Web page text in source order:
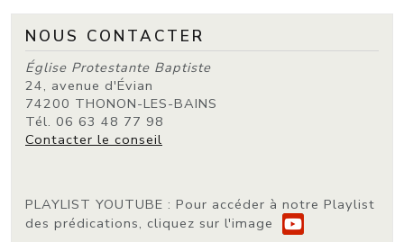
NOUS CONTACTER
Église Protestante Baptiste
24, avenue d'Évian
74200 THONON-LES-BAINS
Tél. 06 63 48 77 98
Contacter le conseil
PLAYLIST YOUTUBE : Pour accéder à notre Playlist
des prédications, cliquez sur l'image